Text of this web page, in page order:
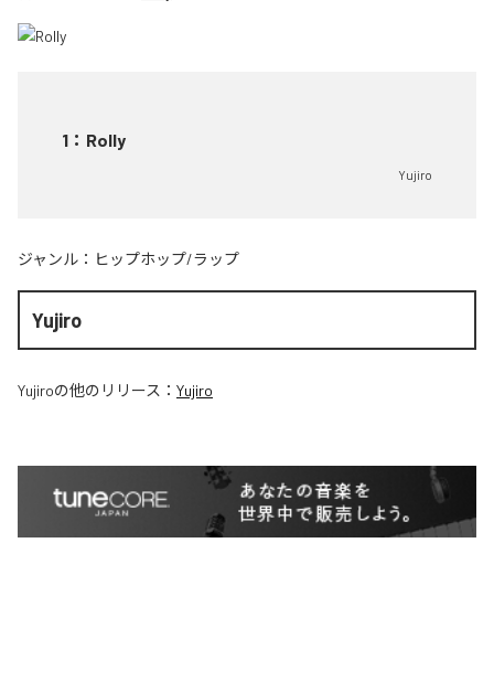
1 ： Rolly
Yujiro
ジャンル： ヒップホップ/ラップ
Yujiro
Yujiroの他のリリース： Yujiro